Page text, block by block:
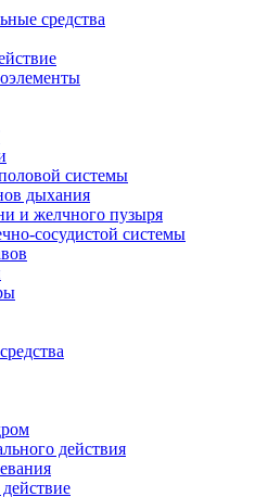
средства
системы
дыхания
и желчного пузыря
сосудистой системы
действия